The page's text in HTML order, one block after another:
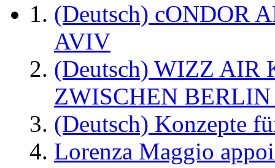
(Deutsch) cONDOR
AVIV
(Deutsch) WIZZ AIR
ZWISCHEN
(Deutsch) Konzepte
Lorenza Maggio